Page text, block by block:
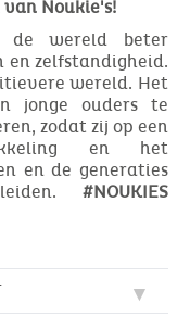
Noukie's!
wereld beter
zelfstandigheid.
wereld. Het
jonge ouders te
zodat zij op een
en het
en de generaties
#NOUKIES